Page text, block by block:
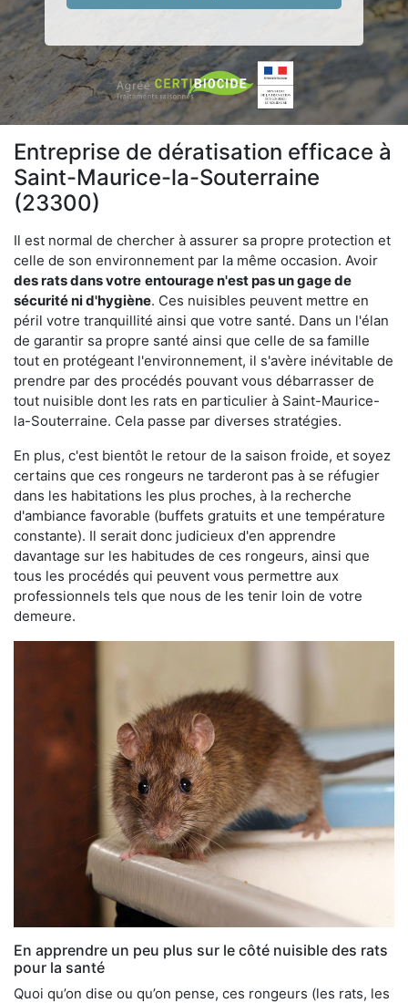
Entreprise de dératisation efficace à
Saint-Maurice-la-Souterraine
(23300)
Il est normal de chercher à assurer sa propre protection et
celle de son environnement par la même occasion. Avoir
des rats dans votre entourage n'est pas un gage de
sécurité ni d'hygiène. Ces nuisibles peuvent mettre en
péril votre tranquillité ainsi que votre santé. Dans un l'élan
de garantir sa propre santé ainsi que celle de sa famille
tout en protégeant l'environnement, il s'avère inévitable de
prendre par des procédés pouvant vous débarrasser de
tout nuisible dont les rats en particulier à Saint-Maurice-
la-Souterraine. Cela passe par diverses stratégies.
En plus, c'est bientôt le retour de la saison froide, et soyez
certains que ces rongeurs ne tarderont pas à se réfugier
dans les habitations les plus proches, à la recherche
d'ambiance favorable (buffets gratuits et une température
constante). Il serait donc judicieux d'en apprendre
davantage sur les habitudes de ces rongeurs, ainsi que
tous les procédés qui peuvent vous permettre aux
professionnels tels que nous de les tenir loin de votre
demeure.
En apprendre un peu plus sur le côté nuisible des rats
pour la santé
Quoi qu’on dise ou qu’on pense, ces rongeurs (les rats, les